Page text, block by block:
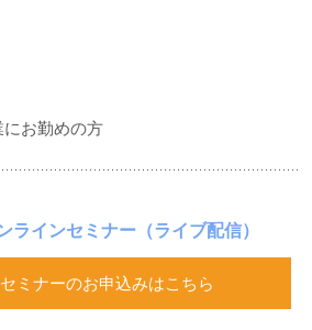
にお勤めの方
ラインセミナー （ライブ配信）
ミナーのお申込みはこちら